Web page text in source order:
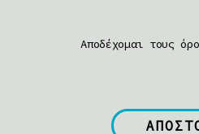
Αποδέχομαι τους